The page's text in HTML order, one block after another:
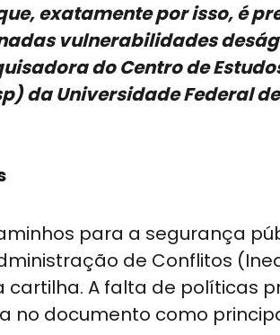
exatamente por isso, é
vulnerabilidades
do Centro de
da Universidade Federal
para a segurança
de Conflitos
cartilha. A falta de políticas
no documento como